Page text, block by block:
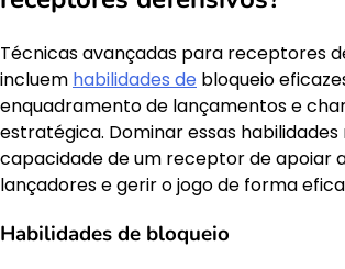
Técnicas avançadas para receptores
incluem habilidades de bloqueio
enquadramento de lançamentos e
estratégica. Dominar essas
capacidade de um receptor de apoiar
lançadores e gerir o jogo de forma
Habilidades de bloqueio